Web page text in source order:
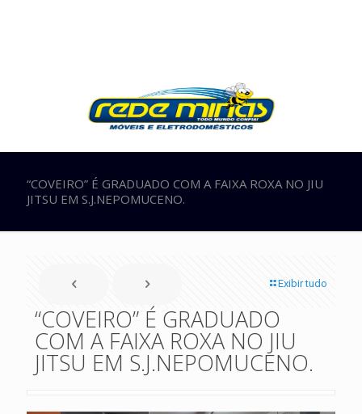
“COVEIRO” É GRADUADO COM A FAIXA ROXA NO JIU
JITSU EM S.J.NEPOMUCENO.
Exibir tudo
“COVEIRO” É GRADUADO
COM A FAIXA ROXA NO JIU
JITSU EM S.J.NEPOMUCENO.